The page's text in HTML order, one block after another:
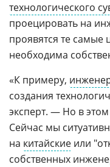
технологического
проецировать на
проявятся те самые
необходима
«К примеру,
создания
эксперт. — Но в этом
Сейчас мы
на китайские или
собственных